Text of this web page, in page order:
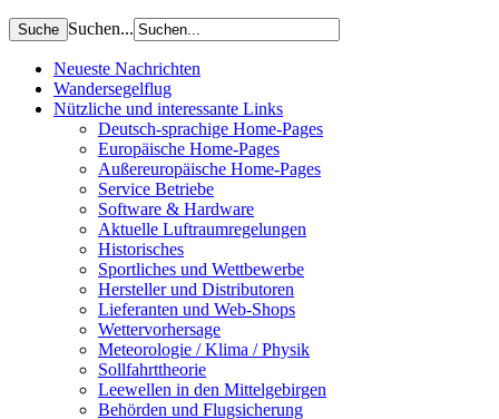
Suchen...
Neueste Nachrichten
Wandersegelflug
Nützliche und interessante Links
Deutsch-sprachige Home-Pages
Europäische Home-Pages
Außereuropäische Home-Pages
Service Betriebe
Software & Hardware
Aktuelle Luftraumregelungen
Historisches
Sportliches und Wettbewerbe
Hersteller und Distributoren
Lieferanten und Web-Shops
Wettervorhersage
Meteorologie / Klima / Physik
Sollfahrttheorie
Leewellen in den Mittelgebirgen
Behörden und Flugsicherung